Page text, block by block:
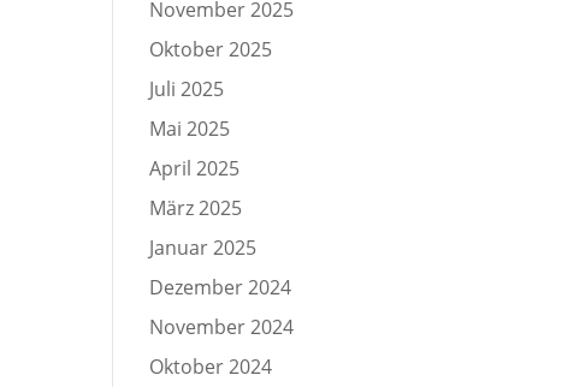
November 2025
Oktober 2025
Juli 2025
Mai 2025
April 2025
März 2025
Januar 2025
Dezember 2024
November 2024
Oktober 2024